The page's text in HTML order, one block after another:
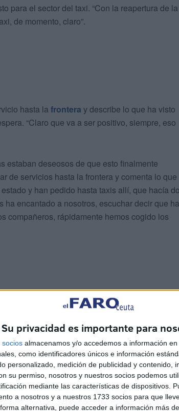
Su privacidad es importante para
socios almacenamos y/o accedemos a información
como identificadores únicos e información
personalizado, medición de publicidad y contenido,
su permiso, nosotros y nuestros socios podemos
mediante las características de dispositivos.
a nosotros y a nuestros 1733 socios para que
alternativa, puede acceder a información más
para el sector del taxi. “Con la reapertura de la
de momento, claro”.
hasta la frontera y describe lo que ha visto
“Claro que va a ser positivo, siempre, eso
estaban deseosos de que esto finalmente
de servicios hasta la frontera y comenta lo que
y han pedido hasta taxis allí, que hacía
encantado a nosotros, escuchar decir que
compañeros, rápidamente hemos cogido los
que esto irá repercutiendo positivamente en
general.